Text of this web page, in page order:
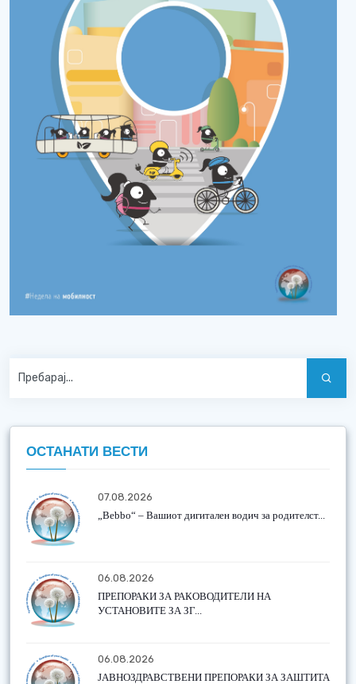
ОСТАНАТИ ВЕСТИ
07.08.2026
„Bebbo“ – Вашиот дигитален водич за родителст...
06.08.2026
ПРЕПОРАКИ ЗА РАКОВОДИТЕЛИ НА
УСТАНОВИТЕ ЗА ЗГ...
06.08.2026
ЈАВНОЗДРАВСТВЕНИ ПРЕПОРАКИ ЗА ЗАШТИТА